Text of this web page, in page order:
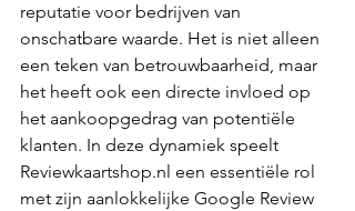
reputatie voor bedrijven van
onschatbare waarde. Het is niet alleen
een teken van betrouwbaarheid, maar
het heeft ook een directe invloed op
het aankoopgedrag van potentiële
klanten. In deze dynamiek speelt
Reviewkaartshop.nl een essentiële rol
met zijn aanlokkelijke Google Review